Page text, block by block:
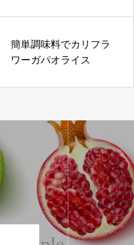
簡単調味料でカリフラ
ワーガパオライス